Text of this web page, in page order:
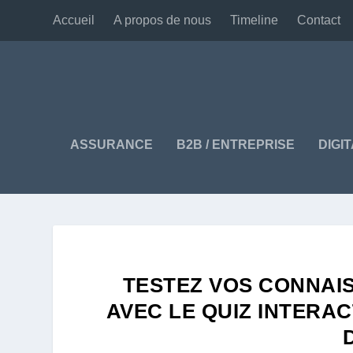
Accueil A propos de nous Timeline Contact
ASSURANCE B2B / ENTREPRISE
TESTEZ VOS
AVEC LE QUIZ